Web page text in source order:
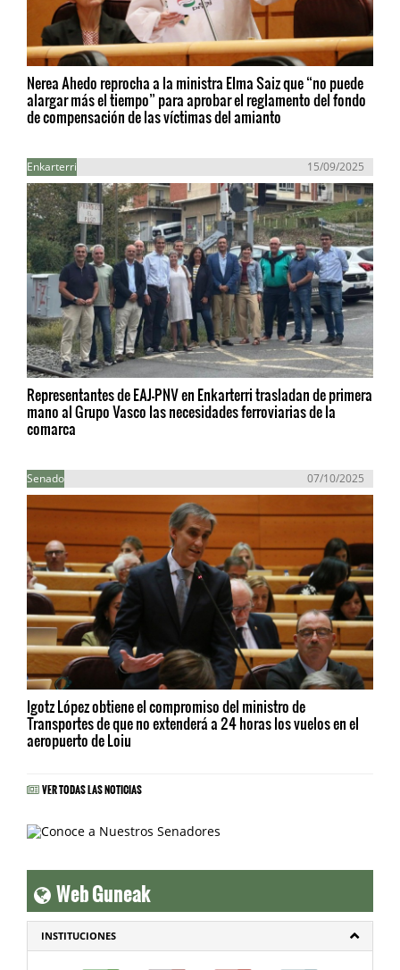
Nerea Ahedo reprocha a la ministra Elma Saiz que “no puede
alargar más el tiempo” para aprobar el reglamento del fondo
de compensación de las víctimas del amianto
Enkarterri 15/09/2025
Representantes de EAJ-PNV en Enkarterri trasladan de primera
mano al Grupo Vasco las necesidades ferroviarias de la
comarca
Senado 07/10/2025
Igotz López obtiene el compromiso del ministro de
Transportes de que no extenderá a 24 horas los vuelos en el
aeropuerto de Loiu
VER TODAS LAS NOTICIAS
Web Guneak
INSTITUCIONES